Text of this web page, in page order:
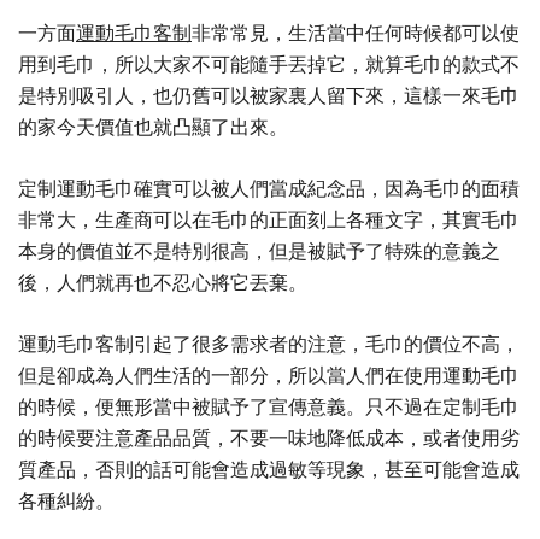
一方面運動毛巾客制非常常見，生活當中任何時候都可以使
用到毛巾，所以大家不可能隨手丟掉它，就算毛巾的款式不
是特別吸引人，也仍舊可以被家裏人留下來，這樣一來毛巾
的家今天價值也就凸顯了出來。
定制運動毛巾確實可以被人們當成紀念品，因為毛巾的面積
非常大，生產商可以在毛巾的正面刻上各種文字，其實毛巾
本身的價值並不是特別很高，但是被賦予了特殊的意義之
後，人們就再也不忍心將它丟棄。
運動毛巾客制引起了很多需求者的注意，毛巾的價位不高，
但是卻成為人們生活的一部分，所以當人們在使用運動毛巾
的時候，便無形當中被賦予了宣傳意義。只不過在定制毛巾
的時候要注意產品品質，不要一味地降低成本，或者使用劣
質產品，否則的話可能會造成過敏等現象，甚至可能會造成
各種糾紛。